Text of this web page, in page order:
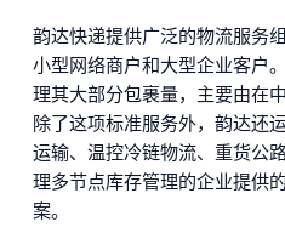
韵达快递提供广泛的物流服务
小型网络商户和大型企业客户
理其大部分包裹量，主要由在
除了这项标准服务外，韵达还
运输、温控冷链物流、重货公
理多节点库存管理的企业提供
案。